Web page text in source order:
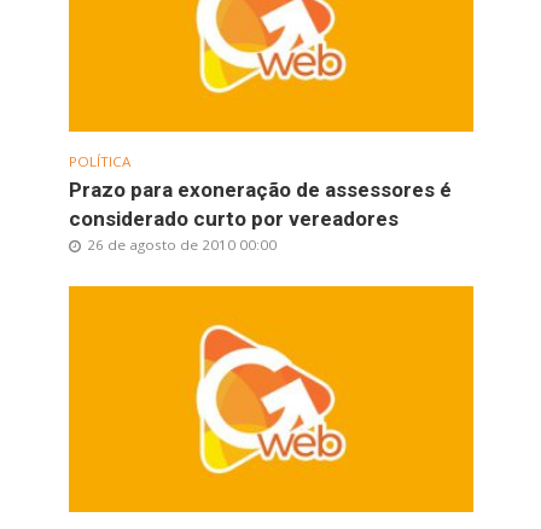
POLÍTICA
Prazo para exoneração de assessores é
considerado curto por vereadores
26 de agosto de 2010 00:00